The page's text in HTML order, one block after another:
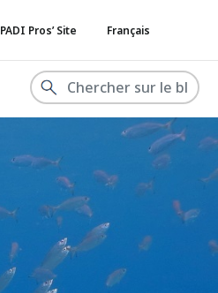
PADI Pros’ Site Français